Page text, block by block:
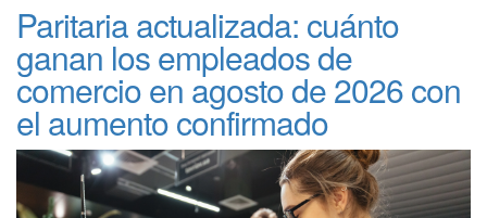
Paritaria actualizada: cuánto
ganan los empleados de
comercio en agosto de 2026 con
el aumento confirmado